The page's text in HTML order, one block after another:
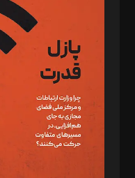
د‌بیر تحریریه آنلاین: بابک
تحریریه‌: مجتبی محمود‌ی،
مصطفی مسجدی آرانی،
رستمی،مصطفی باستان
ویرایش: نگار استاد‌‌آقا
طراح یونیفرم: مجید توکلی
فیلمبرداری و عکاسی: امیر
گرافیک و صفحه‌آرایی:
مد‌یر توسعه تجاری: کامبیز برید‌